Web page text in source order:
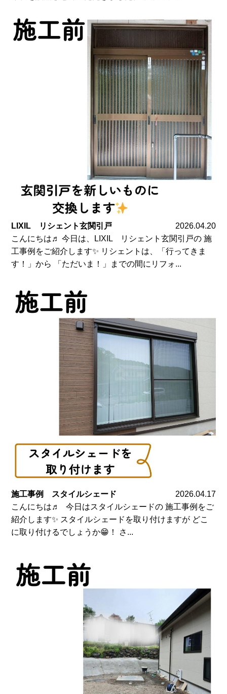
LIXIL リシェント玄関引戸
2026.04.20
こんにちは♬ 今日は、LIXIL リシェント玄関引戸の 施
工事例をご紹介します✨ リシェントは、「行ってきま
す！」から 「ただいま！」までの間にリフォ...
施工事例 スタイルシェード
2026.04.17
こんにちは♬ 今日はスタイルシェードの 施工事例をご
紹介します✨ スタイルシェードを取り付けますが どこ
に取り付けるでしょうか😁！ さ...